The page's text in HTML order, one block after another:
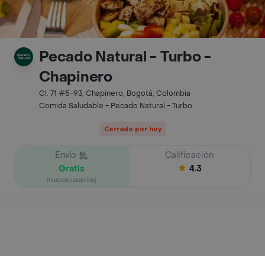
Pecado Natural - Turbo -
Chapinero
Cl. 71 #5-93, Chapinero, Bogotá, Colombia
Comida Saludable - Pecado Natural - Turbo
Cerrado por hoy
Envío
Gratis
(nuevos usuarios)
Calificación
4.3